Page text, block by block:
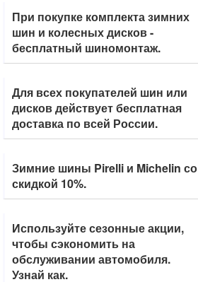
При покупке комплекта зимних
шин и колесных дисков -
бесплатный шиномонтаж.
Для всех покупателей шин или
дисков действует бесплатная
доставка по всей России.
Зимние шины Pirelli и Michelin со
скидкой 10%.
Используйте сезонные акции,
чтобы сэкономить на
обслуживании автомобиля.
Узнай как.